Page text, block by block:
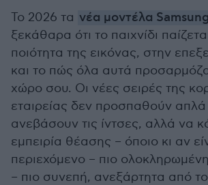
Το 2026 τα νέα μοντέλα
ξεκάθαρα ότι το παιχνίδι
ποιότητα της εικόνας, στην
και το πώς όλα αυτά
χώρο σου. Οι νέες σειρές της
εταιρείας δεν προσπαθούν
ανεβάσουν τις ίντσες, αλλά να
εμπειρία θέασης – όποιο κι αν
περιεχόμενο – πιο
– πιο συνεπή, ανεξάρτητα από το